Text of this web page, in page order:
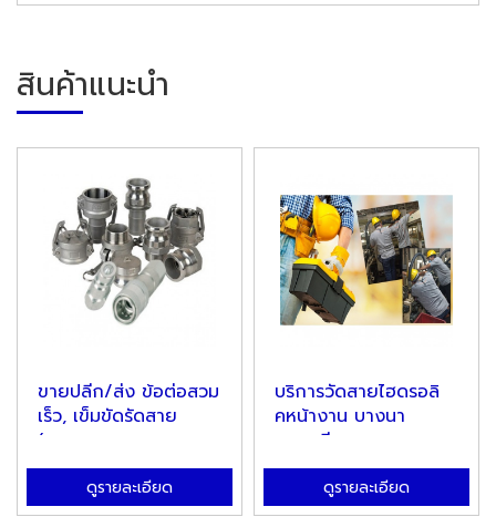
สินค้าแนะนำ
ขายปลีก/ส่ง ข้อต่อสวม
เร็ว, เข็มขัดรัดสาย
(แคม...
ดูรายละเอียด
บริการวัดสายไฮดรอลิ
คหน้างาน บางนา
บางพลี
ดูรายละเอียด